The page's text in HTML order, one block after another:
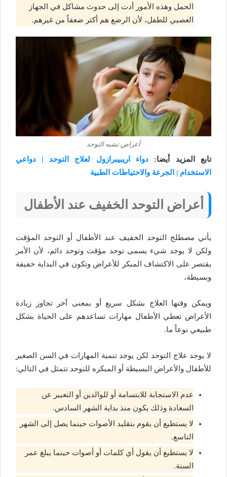
الحمل وهذه الأمور أدت إلى حدوث مشاكل في الجهاز
العصبي للطفل، لأن الرضع هم أكثر ضعفاً من غيرهم.
أعراض تشبه التوحد
تابع المزيد أيضا:دواء اريبيبرازول لعلاج التوحد | دواعي
الاستخدام | الجرعة والاحتياطات الطبية
أعراض التوحد الخفيف عند الأطفال
يأتي مصطلح التوحد الخفيف عند الأطفال أو التوحد المؤقت
ولكن لا يوجد شيء يسمى توحد مؤقت وتوحد دائم، لأن الأمر
يقتصر على الاكتشاف المبكر للأعراض وتكون في البداية خفيفة
وبسيطة،
ويمكن وقتها العلاج بشكل سريع أو بمعنى آخر تجاوز زيادة
الأعراض تعطي الأطفال مهارات تساعدهم على الحياة بشكل
طبيعي نوعاً ما.
لا يوجد علاج التوحد لكن يوجد تنمية المهارات في السن الصغير
للأطفال والأعراض البسيطة أو المبكره للتوحد تتمثل في التالي:
عدم الاستجابة للابتسامة أو للوالدين أو التعبير عن
السعادة وذلك يكون منذ بداية الشهر السادس.
لا يستطيع أن يقوم بتقليد الأصوات حينما يصل إلى الشهر
التاسع.
لا يستطيع أن يقول أي كلمات أو أصوات حينما يبلغ عمر
السنة.